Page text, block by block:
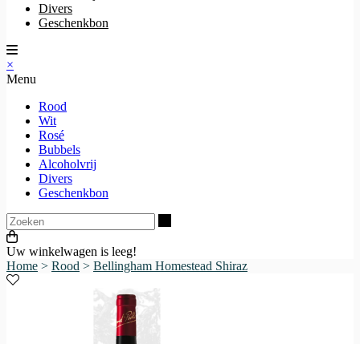
Divers
Geschenkbon
×
Menu
Rood
Wit
Rosé
Bubbels
Alcoholvrij
Divers
Geschenkbon
Uw winkelwagen is leeg!
Home > Rood > Bellingham Homestead Shiraz